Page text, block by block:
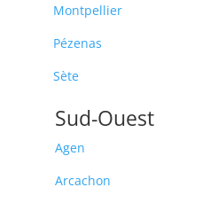
Montpellier
Pézenas
Sète
Sud-Ouest
Agen
Arcachon